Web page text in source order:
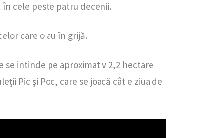
în cele peste patru decenii.
care o au în grijă.
se intinde pe aproximativ 2,2 hectare
Pic și Poc, care se joacă cât e ziua de